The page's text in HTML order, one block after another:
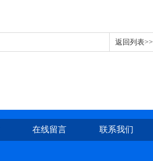
返回列表>>
在线留言 联系我们